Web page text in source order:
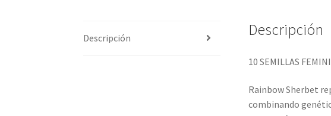
Descripción Descripción
10 SEMILLAS
Rainbow Sherbet
combinando